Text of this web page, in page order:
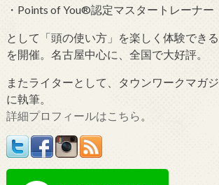
・Points of You®認定マスタートレーナー
として「頭の使い方」を楽しく体験でき
を開催。名古屋中心に、全国で大好評。
またライターとして、タウンワークマガ
に執筆。
詳細プロフィールはこちら